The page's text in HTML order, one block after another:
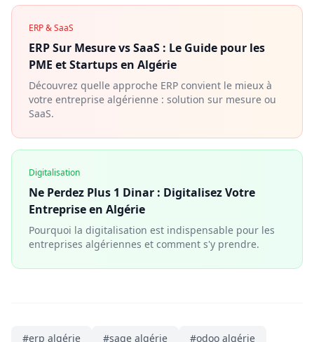
ERP & SaaS
ERP Sur Mesure vs SaaS : Le Guide pour les
PME et Startups en Algérie
Découvrez quelle approche ERP convient le mieux à
votre entreprise algérienne : solution sur mesure ou
SaaS.
Digitalisation
Ne Perdez Plus 1 Dinar : Digitalisez Votre
Entreprise en Algérie
Pourquoi la digitalisation est indispensable pour les
entreprises algériennes et comment s'y prendre.
#erp algérie #sage algérie #odoo algérie